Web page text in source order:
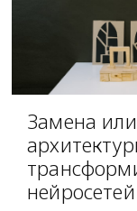
Замена
нейросетей